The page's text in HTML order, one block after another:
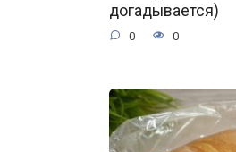
догадывается)
0 0